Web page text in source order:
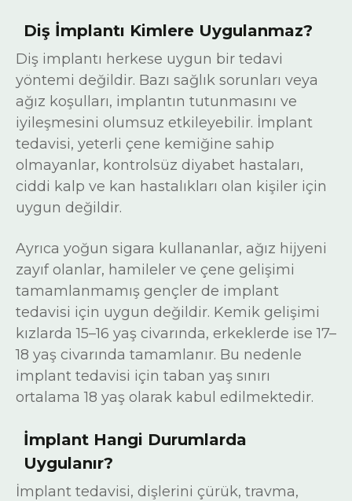
Diş İmplantı Kimlere Uygulanmaz?
Diş implantı herkese uygun bir tedavi
yöntemi değildir. Bazı sağlık sorunları veya
ağız koşulları, implantın tutunmasını ve
iyileşmesini olumsuz etkileyebilir. İmplant
tedavisi, yeterli çene kemiğine sahip
olmayanlar, kontrolsüz diyabet hastaları,
ciddi kalp ve kan hastalıkları olan kişiler için
uygun değildir.
Ayrıca yoğun sigara kullananlar, ağız hijyeni
zayıf olanlar, hamileler ve çene gelişimi
tamamlanmamış gençler de implant
tedavisi için uygun değildir. Kemik gelişimi
kızlarda 15–16 yaş civarında, erkeklerde ise 17–
18 yaş civarında tamamlanır. Bu nedenle
implant tedavisi için taban yaş sınırı
ortalama 18 yaş olarak kabul edilmektedir.
İmplant Hangi Durumlarda
Uygulanır?
İmplant tedavisi, dişlerini çürük, travma,